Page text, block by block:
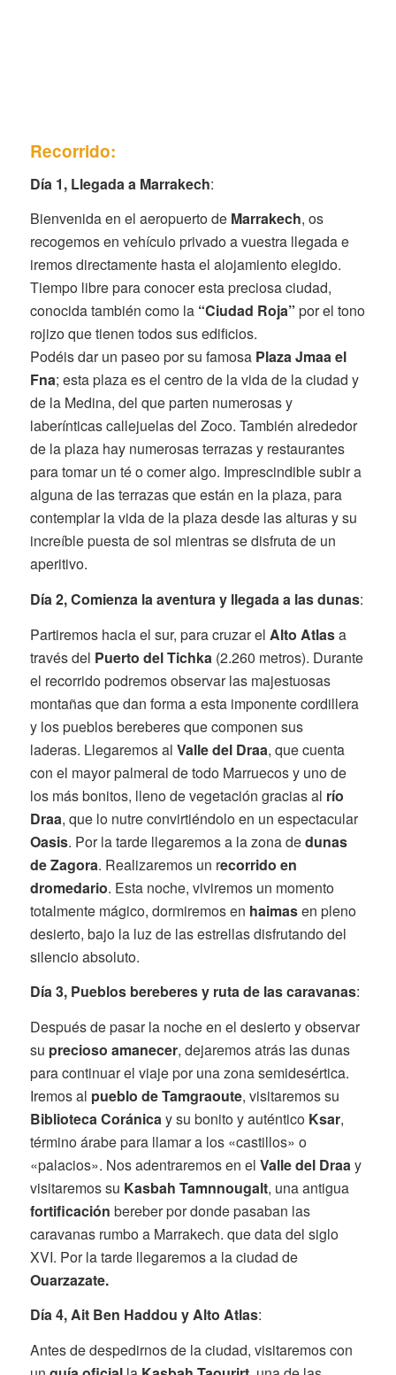
Recorrido:
Día 1, Llegada a Marrakech:
Bienvenida en el aeropuerto de Marrakech, os
recogemos en vehículo privado a vuestra llegada e
iremos directamente hasta el alojamiento elegido.
Tiempo libre para conocer esta preciosa ciudad,
conocida también como la “Ciudad Roja” por el tono
rojizo que tienen todos sus edificios.
Podéis dar un paseo por su famosa Plaza Jmaa el
Fna; esta plaza es el centro de la vida de la ciudad y
de la Medina, del que parten numerosas y
laberínticas callejuelas del Zoco. También alrededor
de la plaza hay numerosas terrazas y restaurantes
para tomar un té o comer algo. Imprescindible subir a
alguna de las terrazas que están en la plaza, para
contemplar la vida de la plaza desde las alturas y su
increíble puesta de sol mientras se disfruta de un
aperitivo.
Día 2,Comienza la aventura y llegada a las dunas:
Partiremos hacia el sur, para cruzar el Alto Atlasa
través del Puerto del Tichka (2.260 metros). Durante
el recorrido podremos observar las majestuosas
montañas que dan forma a esta imponente cordillera
y los pueblos bereberes que componen sus
laderas. Llegaremos al Valle del Draa, que cuenta
con el mayor palmeral de todo Marruecos y uno de
los más bonitos, lleno de vegetación gracias al río
Draa, que lo nutre convirtiéndolo en un espectacular
Oasis. Por la tarde llegaremos a la zona dedunas
de Zagora. Realizaremos un recorrido en
dromedario. Esta noche, viviremos un momento
totalmente mágico, dormiremos en haimasen pleno
desierto, bajo la luz de las estrellas disfrutando del
silencio absoluto.
Día 3, Pueblos bereberes y ruta de las caravanas:
Después de pasar la noche en el desierto y observar
su precioso amanecer, dejaremos atrás las dunas
para continuar el viaje por una zona semidesértica.
Iremos al pueblo de Tamgraoute, visitaremos su
Biblioteca Coránicay su bonito y auténtico Ksar,
término árabe para llamar a los «castillos» o
«palacios». Nos adentraremos en el Valle del Draay
visitaremos su Kasbah Tamnnougalt, una antigua
fortificación bereber por donde pasaban las
caravanas rumbo a Marrakech. que data del siglo
XVI. Por la tarde llegaremos a la ciudad de
Ouarzazate.
Día 4, Ait Ben Haddou y Alto Atlas:
Antes de despedirnos de la ciudad, visitaremos con